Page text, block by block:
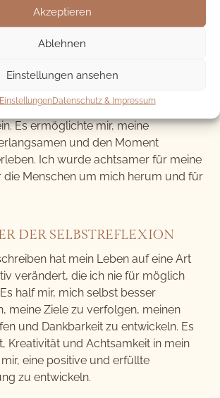
Akzeptieren
Ablehnen
Einstellungen ansehen
Datenschutz & Impressum
zu bewältigen. Das Tagebuch
kreativen Auslass, der mir half, mich
meine Gedanken zu organisieren.
ACHTSAMKEIT
half mir, im Hier und Jetzt
Es ermöglichte mir, meine
und den Moment
Ich wurde achtsamer für meine
Menschen um mich herum und für
DER SELBSTREFLEXION
hat mein Leben auf eine Art
verändert, die ich nie für möglich
half mir, mich selbst besser
meine Ziele zu verfolgen, meinen
und Dankbarkeit zu entwickeln. Es
Kreativität und Achtsamkeit in mein
eine positive und erfüllte
zu entwickeln.